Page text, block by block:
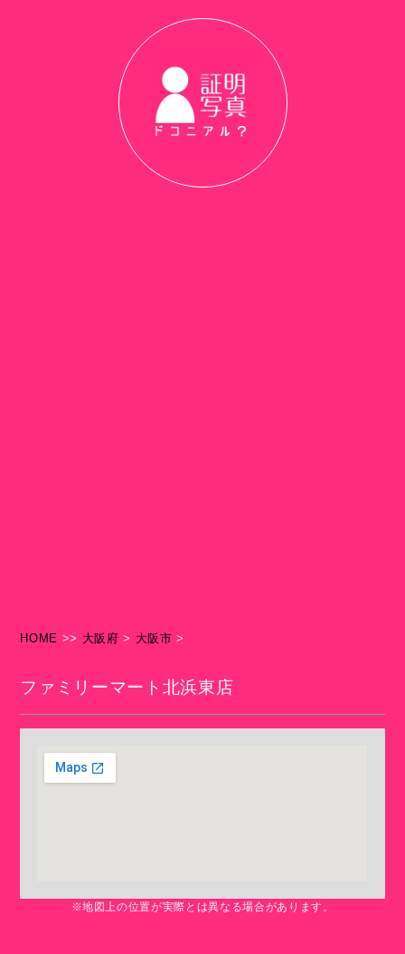
HOME >> 大阪府 > 大阪市 >
ファミリーマート北浜東店
※地図上の位置が実際とは異なる場合があります。